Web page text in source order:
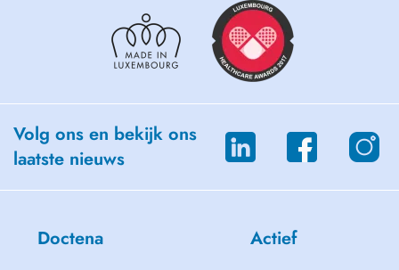
Volg ons en bekijk ons
laatste nieuws
Doctena Actief